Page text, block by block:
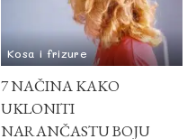
Kosa i frizure
7 NAČINA KAKO
UKLONITI
NARANČASTU BOJU